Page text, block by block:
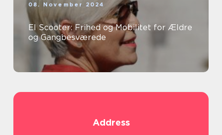
08. November 2024
El Scooter: Frihed og Mobilitet for Ældre
og Gangbesværede
Address